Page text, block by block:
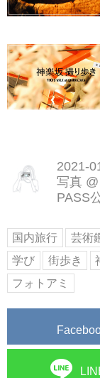
2021-
写真 @
PASS
国内旅行 芸術
学び
街歩き
フォトアミ